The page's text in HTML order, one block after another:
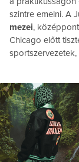
szintre emelni. A
mezei,
Chicago előtt